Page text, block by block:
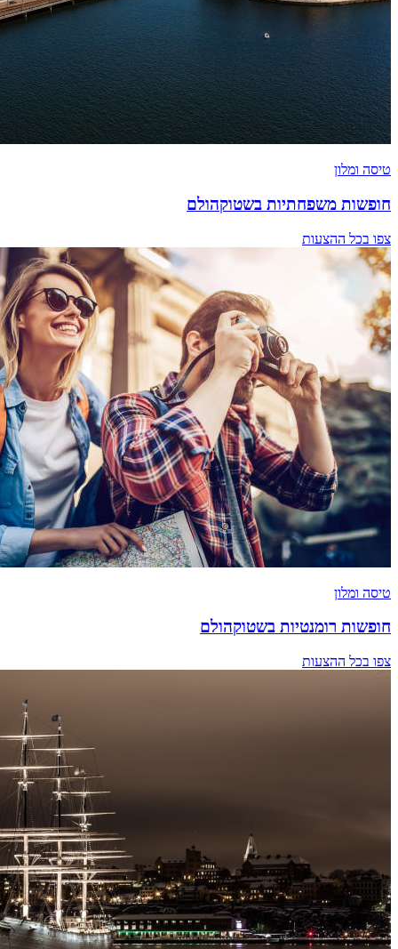
טיסה ומלון
חופשות משפחתיות בשטוקהולם
צפו בכל ההצעות
טיסה ומלון
חופשות רומנטיות בשטוקהולם
צפו בכל ההצעות